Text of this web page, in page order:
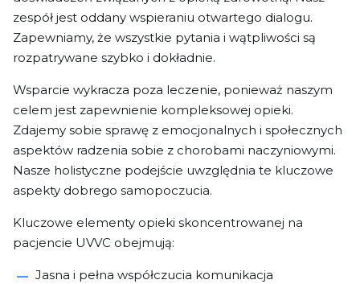
zespół jest oddany wspieraniu otwartego dialogu.
Zapewniamy, że wszystkie pytania i wątpliwości są
rozpatrywane szybko i dokładnie.
Wsparcie wykracza poza leczenie, ponieważ naszym
celem jest zapewnienie kompleksowej opieki.
Zdajemy sobie sprawę z emocjonalnych i społecznych
aspektów radzenia sobie z chorobami naczyniowymi.
Nasze holistyczne podejście uwzględnia te kluczowe
aspekty dobrego samopoczucia.
Kluczowe elementy opieki skoncentrowanej na
pacjencie UVVC obejmują:
Jasna i pełna współczucia komunikacja